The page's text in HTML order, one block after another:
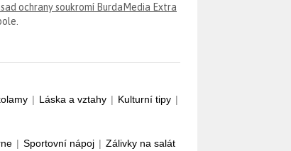
ochrany soukromí BurdaMedia Extra
| Láska a vztahy | Kulturní tipy |
| Sportovní nápoj | Zálivky na salát